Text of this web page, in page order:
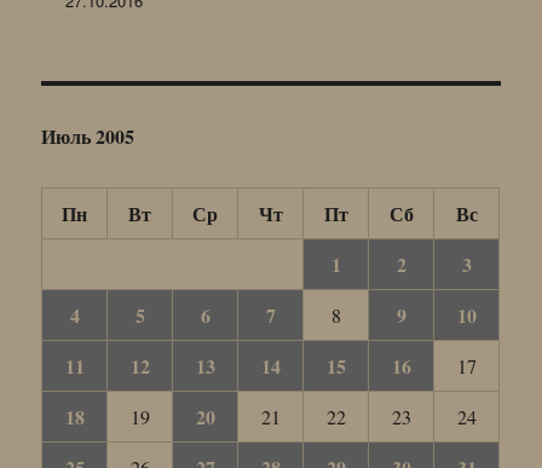
Июль 2005
Пн Вт Ср Чт Пт Сб
Вс
1
2
3
4
5 6 7 8 9
10
11
12 13 14 15 16 17
18 19 20 21 22 23 24